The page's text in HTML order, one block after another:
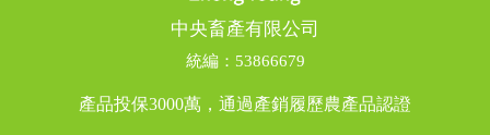
中央畜產有限公司
統編：53866679
產品投保3000萬，通過產銷履歷農產品認證